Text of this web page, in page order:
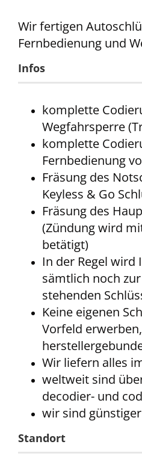
Wir fertigen
Fernbedienung und
Infos
komplette
Wegfahrsperre
komplette
Fernbedienung
Fräsung des
Keyless & Go
Fräsung des
(Zündung wird
betätigt)
In der Regel wird
sämtlich noch
stehenden
Keine eigenen
Vorfeld
Wir liefern alles
weltweit sind
decodier- und
wir sind
Standort